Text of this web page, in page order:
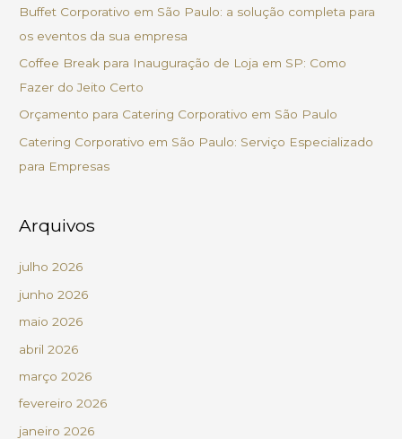
p
o
r
:
Buffet Corporativo em São Paulo: a solução completa para
os eventos da sua empresa
Coffee Break para Inauguração de Loja em SP: Como
Fazer do Jeito Certo
Orçamento para Catering Corporativo em São Paulo
Catering Corporativo em São Paulo: Serviço Especializado
para Empresas
Arquivos
julho 2026
junho 2026
maio 2026
abril 2026
março 2026
fevereiro 2026
janeiro 2026